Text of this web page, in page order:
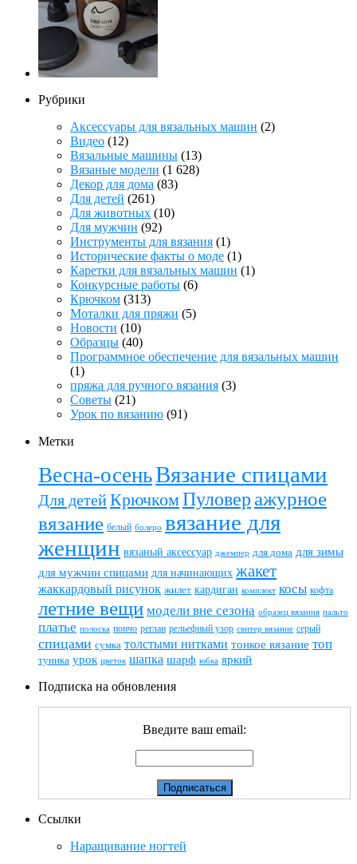
Рубрики
Аксессуары для вязальных машин (2)
Видео (12)
Вязальные машины (13)
Вязаные модели (1 628)
Декор для дома (83)
Для детей (261)
Для животных (10)
Для мужчин (92)
Инструменты для вязания (1)
Исторические факты о моде (1)
Каретки для вязальных машин (1)
Конкурсные работы (6)
Крючком (313)
Моталки для пряжи (5)
Новости (10)
Образцы (40)
Программное обеспечение для вязальных машин
(1)
пряжа для ручного вязания (3)
Советы (21)
Урок по вязанию (91)
Метки
Весна-осеньВязание спицами
Для детейКрючкомПуловер ажурное
вязание белый болеро вязание для
женщин вязаный аксессуар джемпер для дома для зимы
для мужчин спицами для начинающих жакет
жаккардовый рисунок жилет кардиган комплект косы кофта
летние вещи модели вне сезона образец вязания пальто
платье полоска пончо реглан рельефный узор свитер вязание серый
спицами сумка толстыми нитками тонкое вязание топ
туника урок цветок шапка шарф юбка яркий
Подписка на обновления
Введите ваш email:
Ссылки
Наращивание ногтей